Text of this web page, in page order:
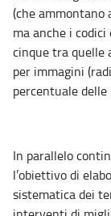
(che ammontano
ma anche i
cinque tra quelle
per immagini
percentuale
In parallelo
l’obiettivo di
sistematica dei